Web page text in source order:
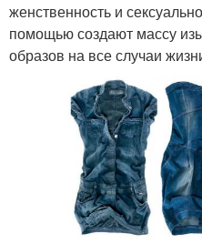
женственность и
помощью создают массу
образов на все случаи